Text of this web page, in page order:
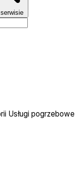
Usługi pogrzebowe